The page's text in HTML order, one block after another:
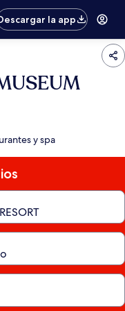
la app
y spa